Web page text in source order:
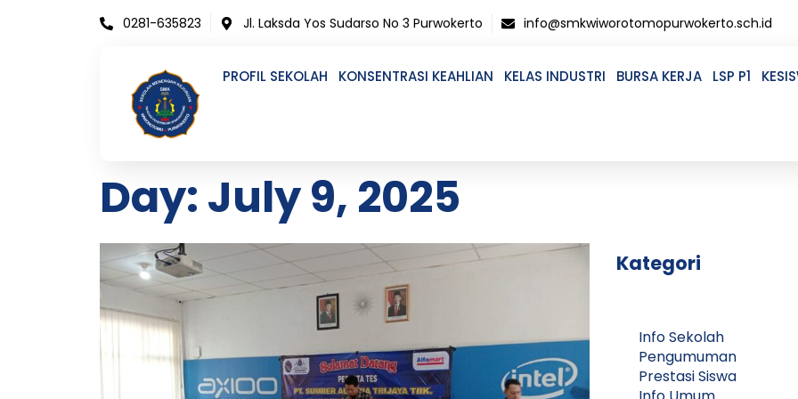
0281-635823 Jl. Laksda Yos Sudarso No 3 Purwokerto info@smkwiworotomopurwokerto.sch.id
PROFIL SEKOLAH KONSENTRASI KEAHLIAN KELAS INDUSTRI BURSA KERJA LSP P1
Day: July 9, 2025
Kategori
Info Sekolah
Pengumuman
Prestasi Siswa